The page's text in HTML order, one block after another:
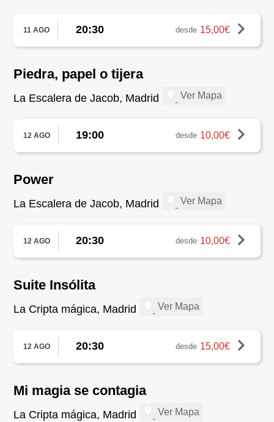
11 AGO 20:30 desde 15,00€
Piedra, papel o tijera
La Escalera de Jacob, Madrid Ver Mapa
12 AGO 19:00 desde 10,00€
Power
La Escalera de Jacob, Madrid Ver Mapa
12 AGO 20:30 desde 10,00€
Suite Insólita
La Cripta mágica, Madrid Ver Mapa
12 AGO 20:30 desde 15,00€
Mi magia se contagia
La Cripta mágica, Madrid Ver Mapa